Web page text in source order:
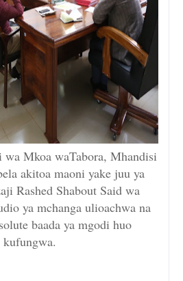
Mkoa waTabora, Mhandisi
akitoa maoni yake juu ya
Rashed Shabout Said wa
ya mchanga ulioachwa na
baada ya mgodi huo
kufungwa.